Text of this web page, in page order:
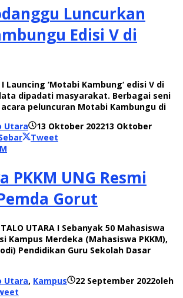
Luncurkan
Edisi V di
I Launcing ‘Motabi Kambung‘ edisi V di
dipadati masyarakat. Berbagai seni
peluncuran Motabi Kambungu di
Utara 13 Oktober 202213 Oktober
Tweet
PKKM UNG Resmi
Gorut
UTARA I Sebanyak 50 Mahasiswa
Kampus Merdeka (Mahasiswa PKKM),
Pendidikan Guru Sekolah Dasar
Utara, Kampus 22 September 2022oleh